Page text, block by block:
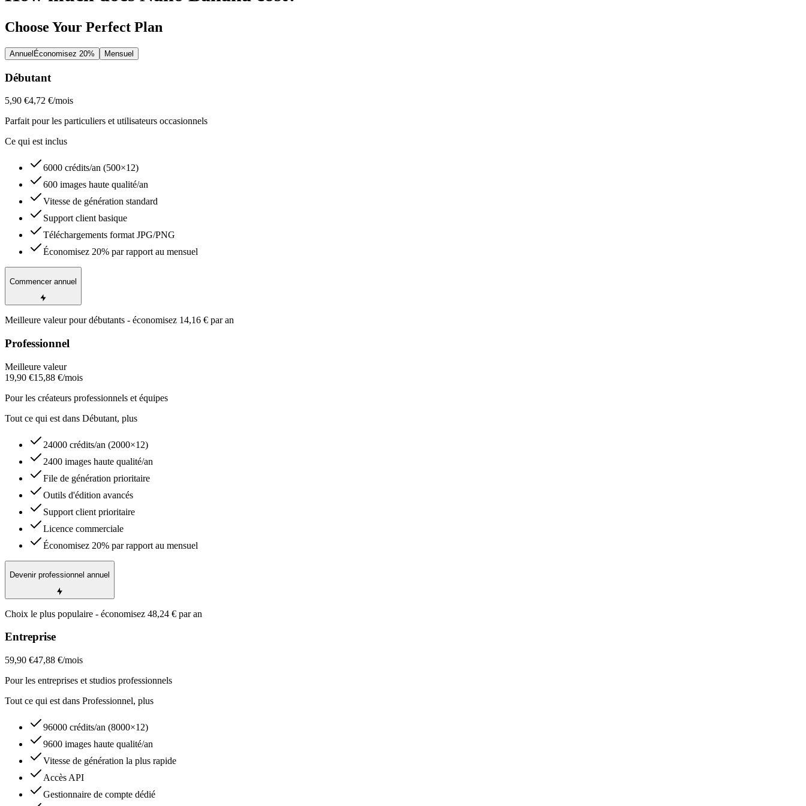
Choose Your Perfect Plan
Annuel Économisez 20% Mensuel
Débutant
5,90 €4,72 €/mois
Parfait pour les particuliers et utilisateurs occasionnels
Ce qui est inclus
6000 crédits/an (500×12)
600 images haute qualité/an
Vitesse de génération standard
Support client basique
Téléchargements format JPG/PNG
Économisez 20% par rapport au mensuel
Commencer annuel
Meilleure valeur pour débutants - économisez 14,16 € par an
Professionnel
Meilleure valeur
19,90 €15,88 €/mois
Pour les créateurs professionnels et équipes
Tout ce qui est dans Débutant, plus
24000 crédits/an (2000×12)
2400 images haute qualité/an
File de génération prioritaire
Outils d'édition avancés
Support client prioritaire
Licence commerciale
Économisez 20% par rapport au mensuel
Devenir professionnel annuel
Choix le plus populaire - économisez 48,24 € par an
Entreprise
59,90 €47,88 €/mois
Pour les entreprises et studios professionnels
Tout ce qui est dans Professionnel, plus
96000 crédits/an (8000×12)
9600 images haute qualité/an
Vitesse de génération la plus rapide
Accès API
Gestionnaire de compte dédié